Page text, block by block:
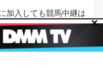
加入しても競馬中継は
最安です。家族で多チ
✕